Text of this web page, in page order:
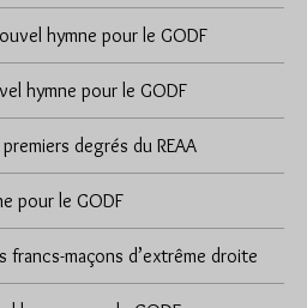
hymne pour le GODF
hymne pour le GODF
degrés du REAA
pour le GODF
francs-maçons d’extrême droite